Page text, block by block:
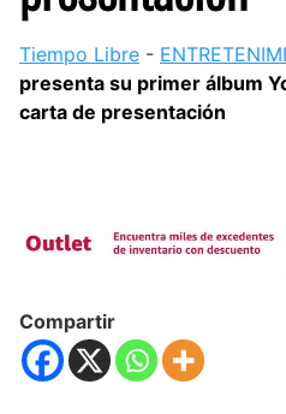
Tiempo Libre -
presenta su primer álbum
carta de presentación
Compartir